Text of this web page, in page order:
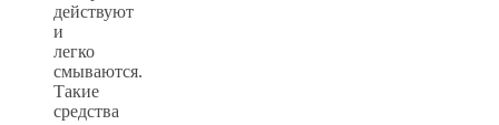
действуют
и
легко
смываются.
Такие
средства